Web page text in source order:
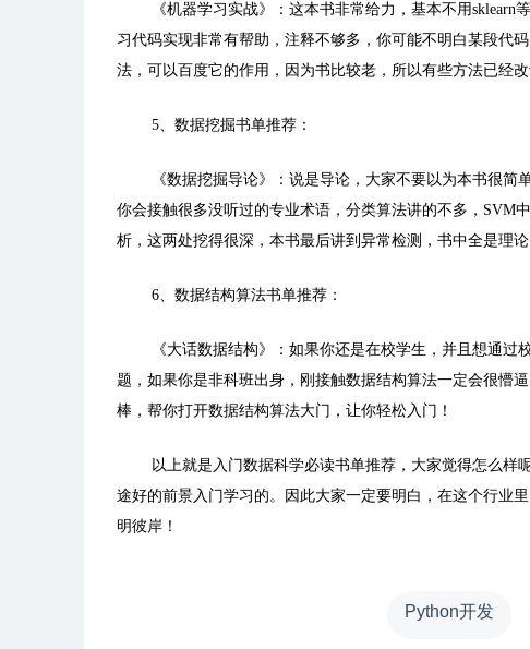
《机器学习实战》： 这本书非常给力，基本不用sklearn
习代码实现非常有帮助，注释不够多，你可能不明白某段代
法，可以百度它的作用，因为书比较老，所以有些方法已经
5、数据挖掘书单推荐：
《数据挖掘导论》： 说是导论，大家不要以为本书很简
你会接触很多没听过的专业术语，分类算法讲的不多，SVM
析，这两处挖得很深，本书最后讲到异常检测，书中全是理论
6、数据结构算法书单推荐：
《大话数据结构》： 如果你还是在校学生，并且想通过
题，如果你是非科班出身，刚接触数据结构算法一定会很懵
棒，帮你打开数据结构算法大门，让你轻松入门！
以上就是入门数据科学必读书单推荐，大家觉得怎么样
途好的前景入门学习的。因此大家一定要明白，在这个行业
明彼岸！
Python开发